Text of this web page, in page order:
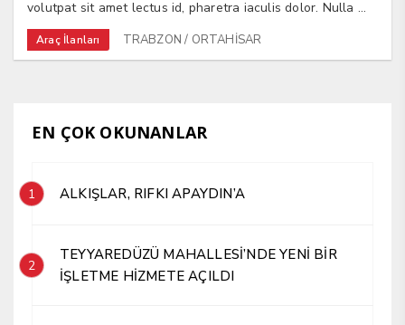
volutpat sit amet lectus id, pharetra iaculis dolor. Nulla ...
Araç İlanları TRABZON / ORTAHİSAR
EN ÇOK OKUNANLAR
1 ALKIŞLAR, RIFKI APAYDIN’A
2
TEYYAREDÜZÜ MAHALLESİ’NDE YENİ BİR
İŞLETME HİZMETE AÇILDI